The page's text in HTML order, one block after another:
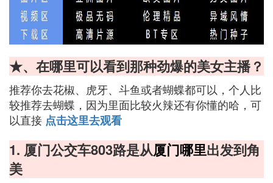
★、在哪里可以看到那种劲爆的美女主播？
推荐你去花椒、虎牙、斗鱼或者蝴蝶都可以，个人比
较推荐去蝴蝶，因为里面比较火辣还有你懂的哈，可
以直接 点击这里去观看
1. 厦门公交车803路是从厦门哪里出发到角
美